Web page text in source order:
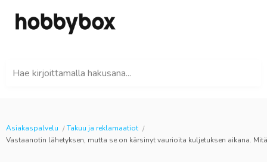
Hae kirjoittamalla hakusana...
Asiakaspalvelu
Takuu ja reklamaatiot
Vastaanotin lähetyksen, mutta se on kärsinyt vaurioita kuljetuksen aikana.